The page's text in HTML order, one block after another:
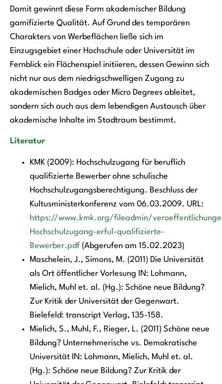
Damit gewinnt diese Form akademischer Bildung
gamifizierte Qualität. Auf Grund des temporären
Charakters von Werbeflächen ließe sich im
Einzugsgebiet einer Hochschule oder Universität im
Fernblick ein Flächenspiel initiieren, dessen Gewinn sich
nicht nur aus dem niedrigschwelligen Zugang zu
akademischen Badges oder Micro Degrees ableitet,
sondern sich auch aus dem lebendigen Austausch über
akademische Inhalte im Stadtraum bestimmt.
Literatur
KMK (2009): Hochschulzugang für beruflich
qualifizierte Bewerber ohne schulische
Hochschulzugangsberechtigung. Beschluss der
Kultusministerkonferenz vom 06.03.2009. URL:
https://www.kmk.org/fileadmin/
Hochschulzugang-erful-qualifizierte-
Bewerber.pdf (Abgerufen am 15.02.2023)
Maschelein, J., Simons, M. (2011) Die Universität
als Ort öffentlicher Vorlesung IN: Lohmann,
Mielich, Muhl et. al. (Hg.): Schöne neue Bildung?
Zur Kritik der Universität der Gegenwart.
Bielefeld: transcript Verlag, 135-158.
Mielich, S., Muhl, F., Rieger, L. (2011) Schöne neue
Bildung? Unternehmerische vs. Demokratische
Universität IN: Lohmann, Mielich, Muhl et. al.
(Hg.): Schöne neue Bildung? Zur Kritik der